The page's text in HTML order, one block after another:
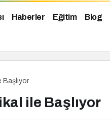
Haberler Eğitim Blog
ile Başlıyor